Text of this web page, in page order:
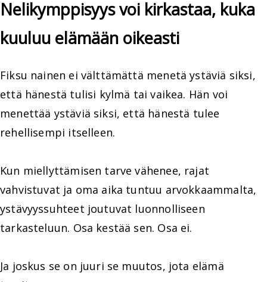
Nelikymppisyys voi kirkastaa, kuka
kuuluu elämään oikeasti
Fiksu nainen ei välttämättä menetä ystäviä siksi,
että hänestä tulisi kylmä tai vaikea. Hän voi
menettää ystäviä siksi, että hänestä tulee
rehellisempi itselleen.
Kun miellyttämisen tarve vähenee, rajat
vahvistuvat ja oma aika tuntuu arvokkaammalta,
ystävyyssuhteet joutuvat luonnolliseen
tarkasteluun. Osa kestää sen. Osa ei.
Ja joskus se on juuri se muutos, jota elämä